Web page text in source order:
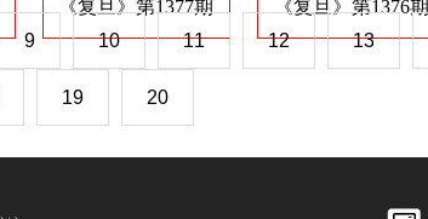
《复旦》第1377期 《复旦》第1376期
9 10 11 12 13
19 20